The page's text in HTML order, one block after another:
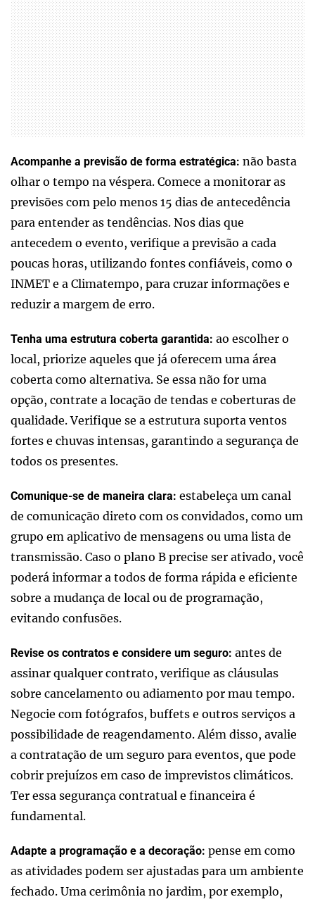
Acompanhe a previsão de forma estratégica: não basta
olhar o tempo na véspera. Comece a monitorar as
previsões com pelo menos 15 dias de antecedência
para entender as tendências. Nos dias que
antecedem o evento, verifique a previsão a cada
poucas horas, utilizando fontes confiáveis, como o
INMET e a Climatempo, para cruzar informações e
reduzir a margem de erro.
Tenha uma estrutura coberta garantida: ao escolher o
local, priorize aqueles que já oferecem uma área
coberta como alternativa. Se essa não for uma
opção, contrate a locação de tendas e coberturas de
qualidade. Verifique se a estrutura suporta ventos
fortes e chuvas intensas, garantindo a segurança de
todos os presentes.
Comunique-se de maneira clara: estabeleça um canal
de comunicação direto com os convidados, como um
grupo em aplicativo de mensagens ou uma lista de
transmissão. Caso o plano B precise ser ativado, você
poderá informar a todos de forma rápida e eficiente
sobre a mudança de local ou de programação,
evitando confusões.
Revise os contratos e considere um seguro: antes de
assinar qualquer contrato, verifique as cláusulas
sobre cancelamento ou adiamento por mau tempo.
Negocie com fotógrafos, buffets e outros serviços a
possibilidade de reagendamento. Além disso, avalie
a contratação de um seguro para eventos, que pode
cobrir prejuízos em caso de imprevistos climáticos.
Ter essa segurança contratual e financeira é
fundamental.
Adapte a programação e a decoração: pense em como
as atividades podem ser ajustadas para um ambiente
fechado. Uma cerimônia no jardim, por exemplo,